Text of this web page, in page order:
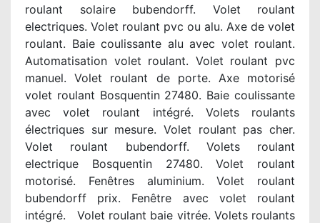
roulant solaire bubendorff. Volet roulant
electriques. Volet roulant pvc ou alu. Axe de volet
roulant. Baie coulissante alu avec volet roulant.
Automatisation volet roulant. Volet roulant pvc
manuel. Volet roulant de porte. Axe motorisé
volet roulant Bosquentin 27480. Baie coulissante
avec volet roulant intégré. Volets roulants
électriques sur mesure. Volet roulant pas cher.
Volet roulant bubendorff. Volets roulant
electrique Bosquentin 27480. Volet roulant
motorisé. Fenêtres aluminium. Volet roulant
bubendorff prix. Fenêtre avec volet roulant
intégré. Volet roulant baie vitrée. Volets roulants